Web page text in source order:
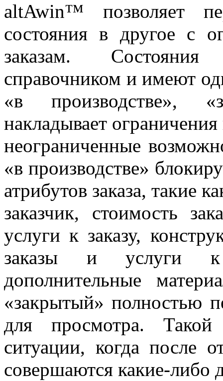
altAwin™ позволяет
состояния в другое с
заказам. Состояния
справочником и имеют
«в производстве»,
накладывает
неограниченные
«в производстве»
атрибутов заказа, такие
заказчик, стоимость
услуги к заказу,
заказы и услуги к
дополнительные
«закрытый» полностью
для просмотра. Такой
ситуации, когда после
совершаются какие-либо